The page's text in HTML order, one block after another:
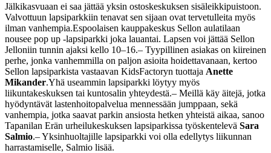
Jälkikasvuaan ei saa jättää yksin ostoskeskuksen sisäleikkipuistoon.
Valvottuun lapsiparkkiin tenavat sen sijaan ovat tervetulleita myös
ilman vanhempia.Espoolaisen kauppakeskus Sellon aulatilaan
nousee pop up -lapsiparkki joka lauantai. Lapsen voi jättää Sellon
Jelloniin tunnin ajaksi kello 10–16.– Tyypillinen asiakas on kiireinen
perhe, jonka vanhemmilla on paljon asioita hoidettavanaan, kertoo
Sellon lapsiparkista vastaavan KidsFactoryn tuottaja Anette
Mikander.Yhä useammin lapsiparkki löytyy myös
liikuntakeskuksen tai kuntosalin yhteydestä.– Meillä käy äitejä, jotka
hyödyntävät lastenhoitopalvelua mennessään jumppaan, sekä
vanhempia, jotka saavat parkin ansiosta hetken yhteistä aikaa, sanoo
Tapanilan Erän urheilukeskuksen lapsiparkissa työskentelevä Sara
Salmio.– Yksinhuoltajille lapsiparkki voi olla edellytys liikunnan
harrastamiselle, Salmio lisää.